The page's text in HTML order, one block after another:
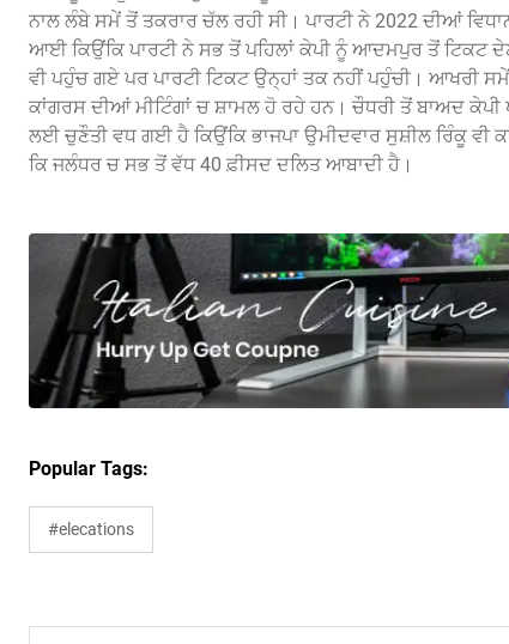
ਨਾਲ ਲੰਬੇ ਸਮੇਂ ਤੋਂ ਤਕਰਾਰ ਚੱਲ ਰਹੀ ਸੀ। ਪਾਰਟੀ ਨੇ 2022 ਦੀਆਂ
ਆਈ ਕਿਉਂਕਿ ਪਾਰਟੀ ਨੇ ਸਭ ਤੋਂ ਪਹਿਲਾਂ ਕੇਪੀ ਨੂੰ ਆਦਮਪੁਰ ਤੋਂ ਟਿਕਟ
ਵੀ ਪਹੁੰਚ ਗਏ ਪਰ ਪਾਰਟੀ ਟਿਕਟ ਉਨ੍ਹਾਂ ਤਕ ਨਹੀਂ ਪਹੁੰਚੀ। ਆਖਰੀ
ਕਾਂਗਰਸ ਦੀਆਂ ਮੀਟਿੰਗਾਂ ਚ ਸ਼ਾਮਲ ਹੋ ਰਹੇ ਹਨ। ਚੌਧਰੀ ਤੋਂ ਬਾਅਦ ਕੇਪੀ
ਲਈ ਚੁਣੌਤੀ ਵਧ ਗਈ ਹੈ ਕਿਉਂਕਿ ਭਾਜਪਾ ਉਮੀਦਵਾਰ ਸੁਸ਼ੀਲ ਰਿੰਕੂ
ਕਿ ਜਲੰਧਰ ਚ ਸਭ ਤੋਂ ਵੱਧ 40 ਫ਼ੀਸਦ ਦਲਿਤ ਆਬਾਦੀ ਹੈ।
Popular Tags:
#elecations